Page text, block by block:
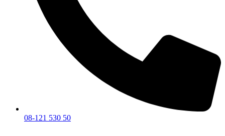
08-121 530 50